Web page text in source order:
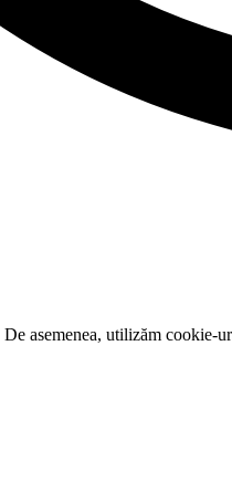
asemenea, utilizăm